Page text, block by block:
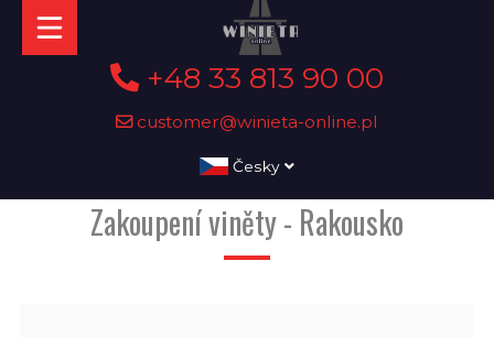
+48 33 813 90 00
customer@winieta-online.pl
Česky
Zakoupení viněty - Rakousko